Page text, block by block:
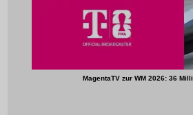
MagentaTV zur WM 2026: 36